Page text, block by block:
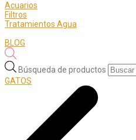
Acuarios
Filtros
Tratamientos Agua
BLOG
Búsqueda de productos
GATOS